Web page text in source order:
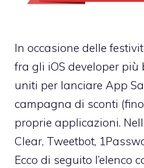
In occasione delle
fra gli iOS developer
uniti per lanciare App
campagna di sconti
proprie applicazioni.
Clear, Tweetbot,
Ecco di seguito l’elenco